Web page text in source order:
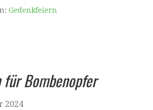
Gedenkfeiern
für Bombenopfer
2024